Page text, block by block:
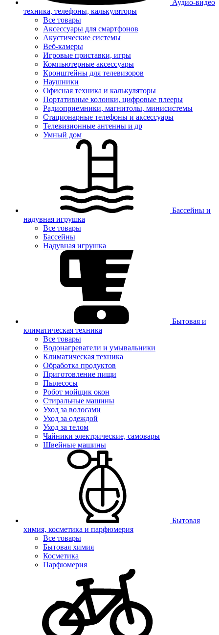
Аудио-видео
техника, телефоны, калькуляторы
Все товары
Аксессуары для смартфонов
Акустические системы
Веб-камеры
Игровые приставки, игры
Компьютерные аксессуары
Кронштейны для телевизоров
Наушники
Офисная техника и калькуляторы
Портативные колонки, цифровые плееры
Радиоприемники, магнитолы, минисистемы
Стационарные телефоны и аксессуары
Телевизионные антенны и др
Умный дом
Бассейны и
надувная игрушка
Все товары
Бассейны
Надувная игрушка
Бытовая и
климатическая техника
Все товары
Водонагреватели и умывальники
Климатическая техника
Обработка продуктов
Приготовление пищи
Пылесосы
Робот мойщик окон
Стиральные машины
Уход за волосами
Уход за одеждой
Уход за телом
Чайники электрические, самовары
Швейные машины
Бытовая
химия, косметика и парфюмерия
Все товары
Бытовая химия
Косметика
Парфюмерия